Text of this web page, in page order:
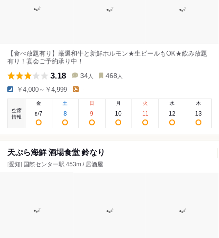
【食べ放題有り】厳選和牛と新鮮ホルモン★生ビールもOK★飲み放題
有り！宴会ご予約承り中！
3.18 34 人 468 人
￥4,000～￥4,999 -
空席
情報
金
8/7
土
8
日
9
月
10
火
11
水
12
木
13
天ぷら海鮮 酒場食堂 鈴なり
[愛知] 国際センター駅 453m / 居酒屋